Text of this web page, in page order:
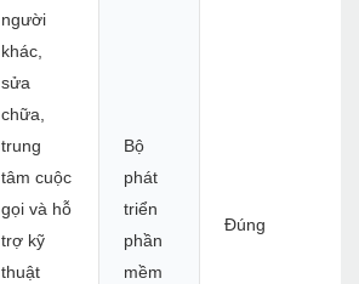
người
khác,
sửa
chữa,
trung
tâm cuộc
gọi và hỗ
trợ kỹ
thuật
Bộ
phát
triển
phần
mềm
Đúng